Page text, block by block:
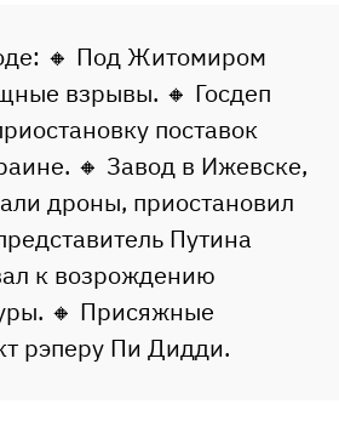
🔸 Под Житомиром
взрывы. 🔸 Госдеп
поставок
🔸 Завод в Ижевске,
дроны, приостановил
Путина
к возрождению
🔸 Присяжные
рэперу Пи Дидди.